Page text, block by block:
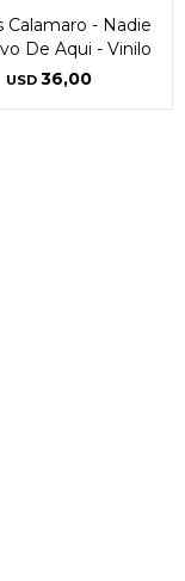
Calamaro - Nadie
De Aqui - Vinilo
USD 36,00